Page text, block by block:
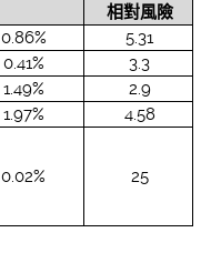
相對風險
0.86%
5.31
0.41%
3.3
1.49%
2.9
1.97%
4.58
0.02% 25